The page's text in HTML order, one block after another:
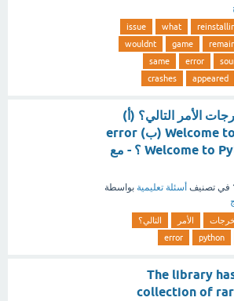
what
issue
game
wouldnt
error
same
appeared
crashes
الأمر التالي؟ (أ)
Welcome to Python (ب) error
(ج) Welcome to Python ؟ - مع
في تصنيف أسئلة تعليمية بواسطة
الأمر
التالي؟
python
error
The library
collection of